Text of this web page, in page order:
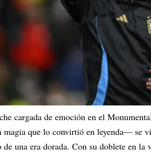
cargada de emoción en el
magia que lo convirtió en leyenda— se
de una era dorada. Con su doblete en